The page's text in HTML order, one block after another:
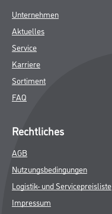
Unternehmen
Aktuelles
Service
Karriere
Sortiment
FAQ
Rechtliches
AGB
Nutzungsbedingungen
Logistik- und Servicepreisliste
Impressum